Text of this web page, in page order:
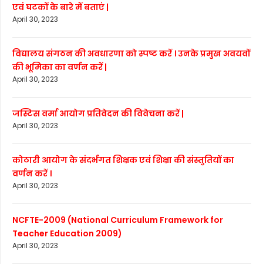
एवं घटकों के बारे में बताएं |
April 30, 2023
विद्यालय संगठन की अवधारणा को स्पष्ट करें । उनके प्रमुख अवयवों
की भूमिका का वर्णन करें |
April 30, 2023
जस्टिस वर्मा आयोग प्रतिवेदन की विवेचना करें |
April 30, 2023
कोठारी आयोग के संदर्भगत शिक्षक एवं शिक्षा की संस्तुतियों का
वर्णन करें ।
April 30, 2023
NCFTE-2009 (National Curriculum Framework for
Teacher Education 2009)
April 30, 2023